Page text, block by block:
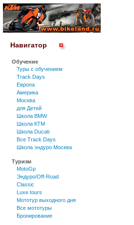
Навигатор
Обучение
Туры c обучением
Track Days
Европа
Америка
Москва
для Детей
Школа BMW
Школа КТМ
Школа Ducati
Все Track Days
Школа эндуро Москва
Туризм
MotoGp
Эндуро/Off-Road
Classic
Luxe tours
Мототур выходного дня
Все мототуры
Бронирование